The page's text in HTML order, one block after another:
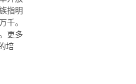
指明
千。
更多
培